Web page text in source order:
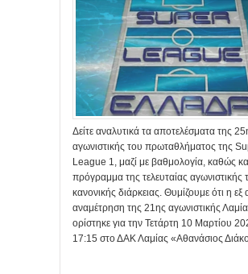
Δείτε αναλυτικά τα αποτελέσματα της
αγωνιστικής του πρωταθλήματος της
League 1, μαζί με βαθμολογία, καθώς
πρόγραμμα της τελευταίας αγωνιστικής
κανονικής διάρκειας. Θυμίζουμε ότι η
αναμέτρηση της 21ης αγωνιστικής
ορίστηκε για την Τετάρτη 10 Μαρτίου
17:15 στο ΔΑΚ Λαμίας «Αθανάσιος